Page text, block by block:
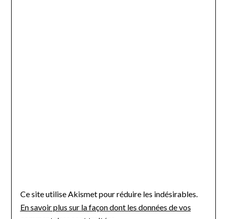
Ce site utilise Akismet pour réduire les indésirables.
En savoir plus sur la façon dont les données de vos